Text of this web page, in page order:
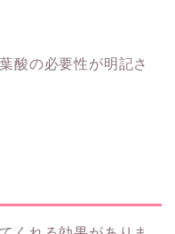
酸の必要性が明記さ